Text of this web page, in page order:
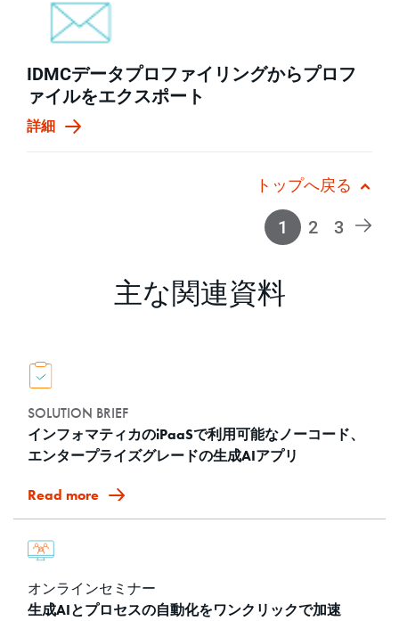
IDMCデータプロファイリングからプロフ
ァイルをエクスポート
詳細
トップへ戻る
1 2 3
主な関連資料
SOLUTION BRIEF
インフォマティカのiPaaSで利用可能なノーコード、
エンタープライズグレードの生成AIアプリ
Read more
オンラインセミナー
生成AIとプロセスの自動化をワンクリックで加速